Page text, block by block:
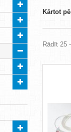
Kārtot
Rādīt 25